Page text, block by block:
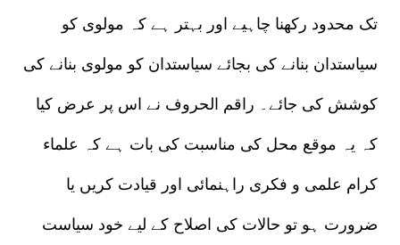
تک محدود رکھنا چاہیے اور بہتر ہے کہ مولوی کو
سیاستدان بنانے کی بجائے سیاستدان کو مولوی بنانے کی
کوشش کی جائے۔ راقم الحروف نے اس پر عرض کیا
کہ یہ موقع محل کی مناسبت کی بات ہے کہ علماء
کرام علمی و فکری راہنمائی اور قیادت کریں یا
ضرورت ہو تو حالات کی اصلاح کے لیے خود سیاست